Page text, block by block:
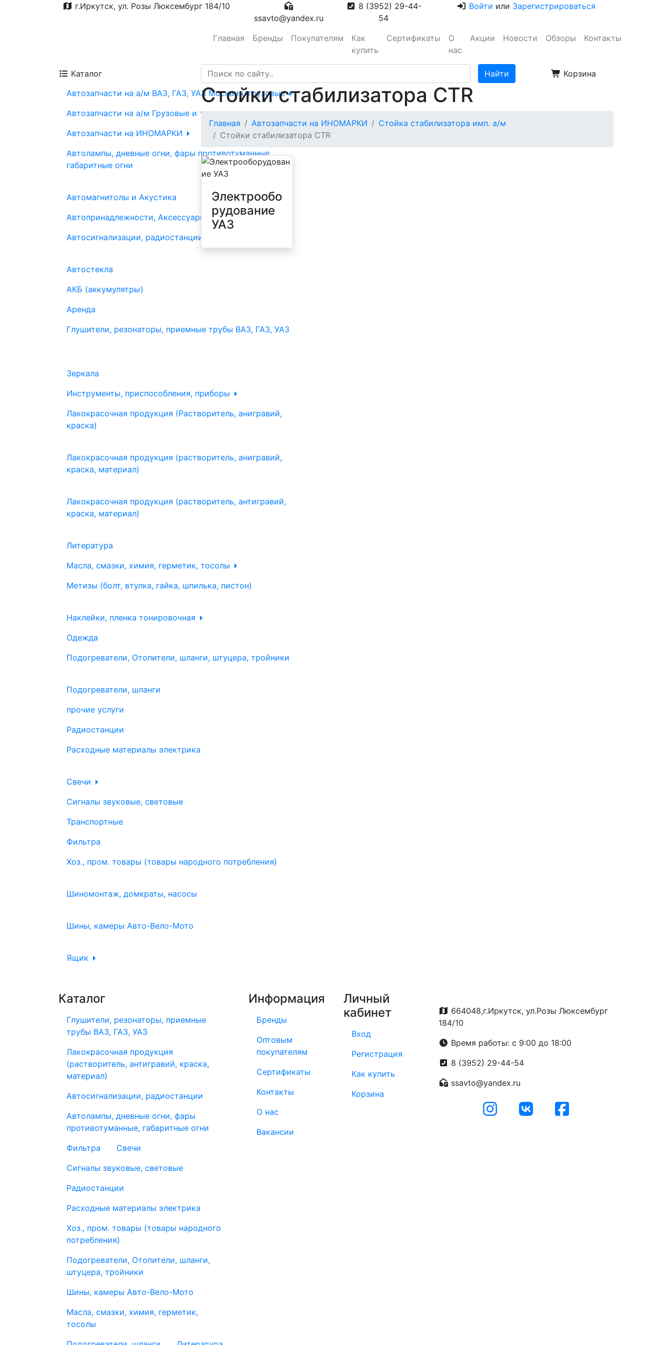
г.Иркутск, ул. Розы Люксембург 184/10
ssavto@yandex.ru
8 (3952) 29-44-
54
Войти или Зарегистрироваться
Главная Бренды Покупателям
Как
купить
Сертификаты
О
нас
Акции Новости Обзоры Контакты
Каталог
Корзина
Автозапчасти на а/м ВАЗ, ГАЗ, УАЗ Москвич, грузовые
Автозапчасти на а/м Грузовые и трактора
Автозапчасти на ИНОМАРКИ
Автолампы, дневные огни, фары противотуманные,
габаритные огни
Автомагнитолы и Акустика
Автопринадлежности, Аксессуары
Автосигнализации, радиостанции
Автостекла
АКБ (аккумулятры)
Аренда
Глушители, резонаторы, приемные трубы ВАЗ, ГАЗ, УАЗ
Зеркала
Инструменты, приспособления, приборы
Лакокрасочная продукция (Растворитель, анигравий,
краска)
Лакокрасочная продукция (растворитель, анигравий,
краска, материал)
Лакокрасочная продукция (растворитель, антигравий,
краска, материал)
Литература
Масла, смазки, химия, герметик, тосолы
Метизы (болт, втулка, гайка, шпилька, пистон)
Наклейки, пленка тонировочная
Одежда
Подогреватели, Отопители, шланги, штуцера, тройники
Подогреватели, шланги
прочие услуги
Радиостанции
Расходные материалы электрика
Свечи
Сигналы звуковые, световые
Транспортные
Фильтра
Хоз., пром. товары (товары народного потребления)
Шиномонтаж, домкраты, насосы
Шины, камеры Авто-Вело-Мото
Ящик
Стойки стабилизатора CTR
Главная Автозапчасти на ИНОМАРКИ
Стойка стабилизатора имп. а/м
Стойки стабилизатора CTR
Электрообо
рудование
УАЗ
Каталог
Глушители, резонаторы, приемные
трубы ВАЗ, ГАЗ, УАЗ
Лакокрасочная продукция
(растворитель, антигравий, краска,
материал)
Автосигнализации, радиостанции
Автолампы, дневные огни, фары
противотуманные, габаритные огни
Фильтра
Свечи
Сигналы звуковые, световые
Радиостанции
Расходные материалы электрика
Хоз., пром. товары (товары народного
потребления)
Подогреватели, Отопители, шланги,
штуцера, тройники
Шины, камеры Авто-Вело-Мото
Масла, смазки, химия, герметик,
тосолы
Информация
Бренды
Оптовым
покупателям
Сертификаты
Контакты
О нас
Вакансии
Личный
кабинет
Вход
Регистрация
Как купить
Корзина
664048,г.Иркутск, ул.Розы Люксембург
184/10
Время работы: с 9:00 до 18:00
8 (3952) 29-44-54
ssavto@yandex.ru